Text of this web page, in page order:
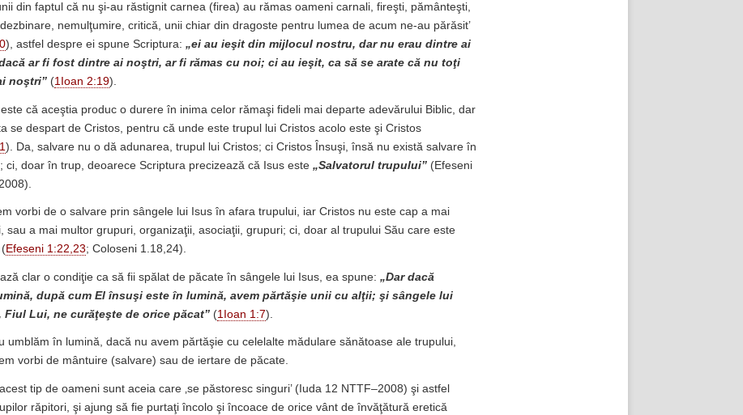
din faptul că nu şi-au răstignit carnea (firea) au rămas oameni carnali, fireşti, pământeşti,
nemulţumire, critică, unii chiar din dragoste pentru lumea de acum ne-au părăsit’
), astfel despre ei spune Scriptura: „ei au ieşit din mijlocul nostru, dar nu erau dintre ai
ar fi fost dintre ai noştri, ar fi rămas cu noi; ci au ieşit, ca să se arate că nu toţi
noştri” (1Ioan 2:19).
că aceştia produc o durere în inima celor rămaşi fideli mai departe adevărului Biblic, dar
se despart de Cristos, pentru că unde este trupul lui Cristos acolo este şi Cristos
). Da, salvare nu o dă adunarea, trupul lui Cristos; ci Cristos Însuşi, însă nu există salvare în
ci, doar în trup, deoarece Scriptura precizează că Isus este „Salvatorul trupului” (Efeseni
vorbi de o salvare prin sângele lui Isus în afara trupului, iar Cristos nu este cap a mai
sau a mai multor grupuri, organizaţii, asociaţii, grupuri; ci, doar al trupului Său care este
(Efeseni 1:22,23; Coloseni 1.18,24).
clar o condiţie ca să fii spălat de păcate în sângele lui Isus, ea spune: „Dar dacă
după cum El însuşi este în lumină, avem părtăşie unii cu alţii; şi sângele lui
Fiul Lui, ne curăţeşte de orice păcat” (1Ioan 1:7).
umblăm în lumină, dacă nu avem părtăşie cu celelalte mădulare sănătoase ale trupului,
vorbi de mântuire (salvare) sau de iertare de păcate.
tip de oameni sunt aceia care ‚se păstoresc singuri’ (Iuda 12 NTTF–2008) şi astfel
răpitori, şi ajung să fie purtaţi încolo şi încoace de orice vânt de învăţătură eretică